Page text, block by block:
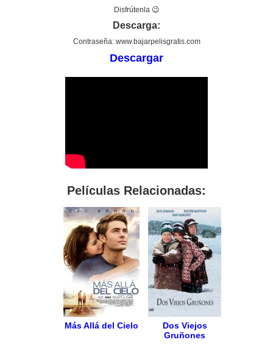
Disfrútenla 😉
Descarga:
Contraseña: www.bajarpelisgratis.com
Descargar
Películas Relacionadas:
Más Allá del Cielo
Dos Viejos
Gruñones